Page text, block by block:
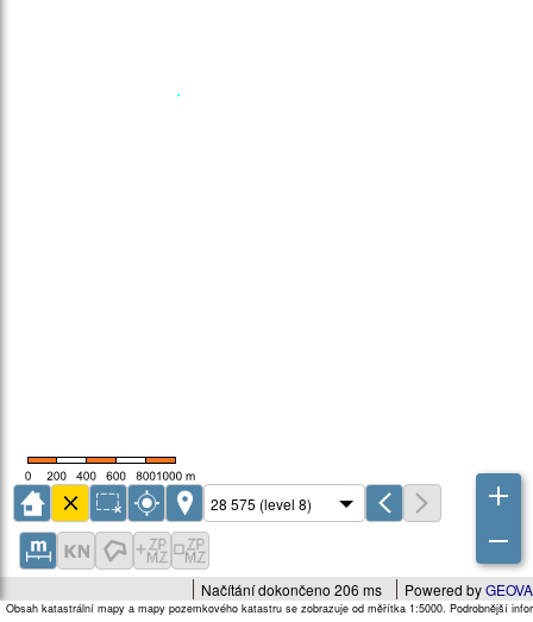
Powered by
Načítání dokončeno 206 ms
Obsah katastrální mapy a mapy pozemkového katastru se zobrazuje od měřítka 1:5000. Podrobnější